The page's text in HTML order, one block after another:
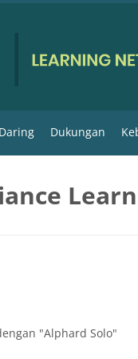
Dukungan
"Alphard Solo"